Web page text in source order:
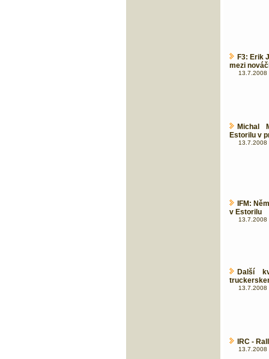
F3: Erik
mezi
13.7.2008
Michal
Estorilu v
13.7.2008
IFM:
v Estorilu
13.7.2008
Další
13.7.2008
IRC -
13.7.2008